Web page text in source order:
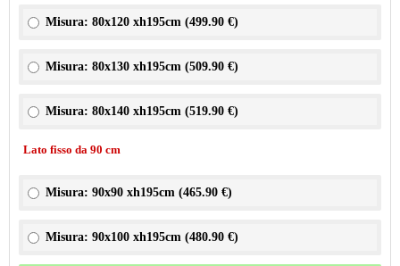
Misura: 80x120 xh195cm (499.90 €)
Misura: 80x130 xh195cm (509.90 €)
Misura: 80x140 xh195cm (519.90 €)
Lato fisso da 90 cm
Misura: 90x90 xh195cm (465.90 €)
Misura: 90x100 xh195cm (480.90 €)